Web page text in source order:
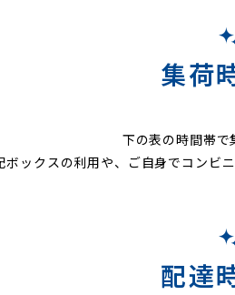
集荷
下の表の時間帯で
ボックスの利用や、ご自身でコンビ
配達